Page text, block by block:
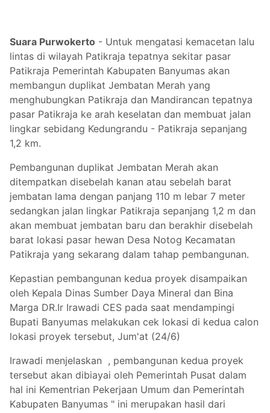
Suara Purwokerto - Untuk mengatasi kemacetan lalu
lintas di wilayah Patikraja tepatnya sekitar pasar
Patikraja Pemerintah Kabupaten Banyumas akan
membangun duplikat Jembatan Merah yang
menghubungkan Patikraja dan Mandirancan tepatnya
pasar Patikraja ke arah keselatan dan membuat jalan
lingkar sebidang Kedungrandu - Patikraja sepanjang
1,2 km.
Pembangunan duplikat Jembatan Merah akan
ditempatkan disebelah kanan atau sebelah barat
jembatan lama dengan panjang 110 m lebar 7 meter
sedangkan jalan lingkar Patikraja sepanjang 1,2 m dan
akan membuat jembatan baru dan berakhir disebelah
barat lokasi pasar hewan Desa Notog Kecamatan
Patikraja yang sekarang dalam tahap pembangunan.
Kepastian pembangunan kedua proyek disampaikan
oleh Kepala Dinas Sumber Daya Mineral dan Bina
Marga DR.Ir Irawadi CES pada saat mendampingi
Bupati Banyumas melakukan cek lokasi di kedua calon
lokasi proyek tersebut, Jum'at (24/6)
Irawadi menjelaskan , pembangunan kedua proyek
tersebut akan dibiayai oleh Pemerintah Pusat dalam
hal ini Kementrian Pekerjaan Umum dan Pemerintah
Kabupaten Banyumas " ini merupakan hasil dari